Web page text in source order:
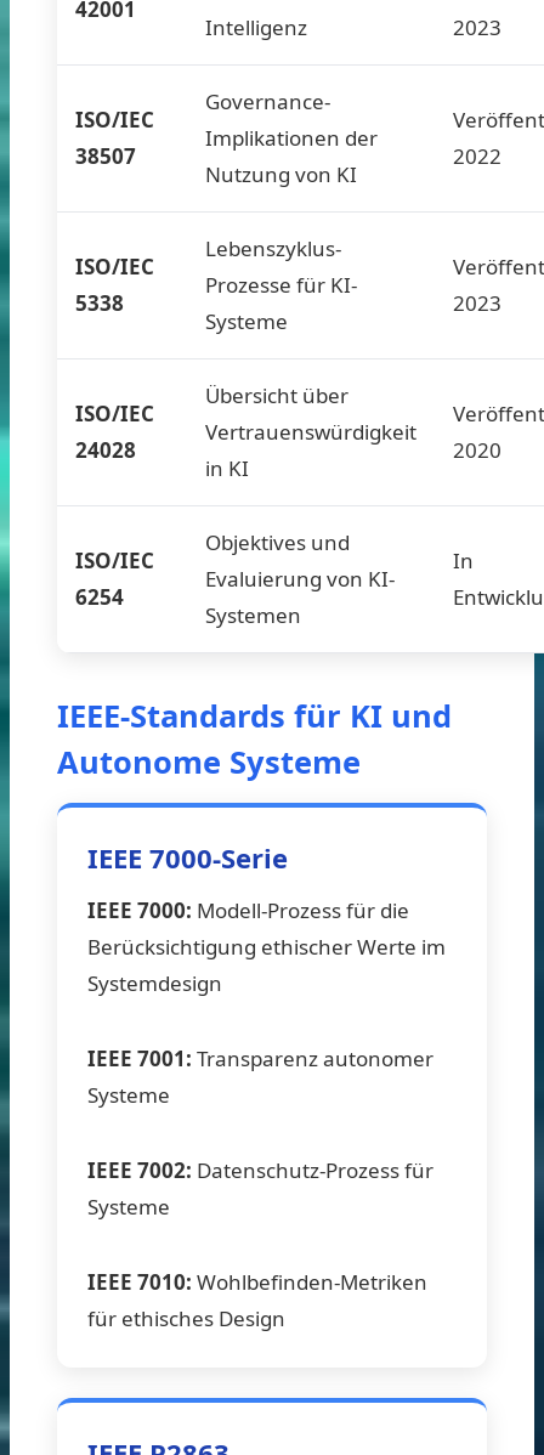
42001
Intelligenz
2023
ISO/IEC
38507
Governance-
Implikationen der
Nutzung von KI
2022
ISO/IEC
5338
Lebenszyklus-
Prozesse für KI-
Systeme
2023
ISO/IEC
24028
Übersicht über
Vertrauenswürdigkeit
in KI
2020
ISO/IEC
6254
Objektives und
Evaluierung von KI-
Systemen
In
IEEE-Standards für KI und
Autonome Systeme
IEEE 7000-Serie
IEEE 7000: Modell-Prozess für die
Berücksichtigung ethischer Werte im
Systemdesign
IEEE 7001: Transparenz autonomer
Systeme
IEEE 7002: Datenschutz-Prozess für
Systeme
IEEE 7010: Wohlbefinden-Metriken
für ethisches Design